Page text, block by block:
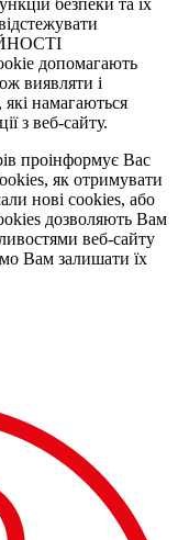
безпеки та їх
допомагають
виявляти і
які намагаються
з веб-сайту.
проінформує Вас
як отримувати
нові cookies, або
дозволяють Вам
веб-сайту
Вам залишати їх